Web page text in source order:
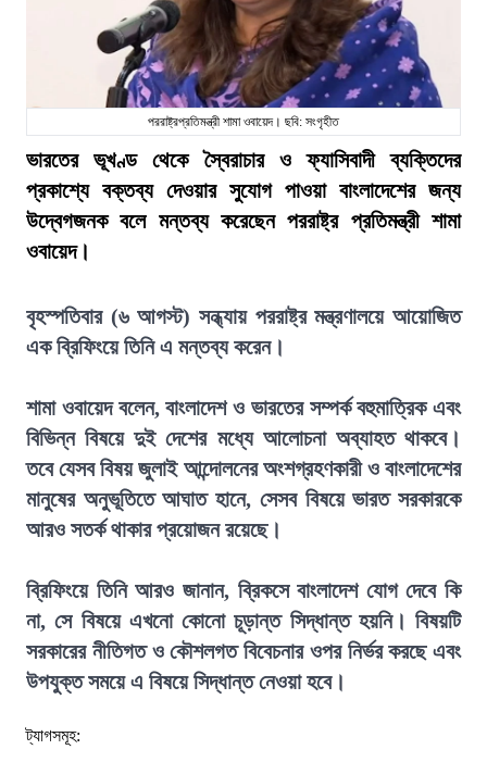
পররাষ্ট্রপ্রতিমন্ত্রী শামা ওবায়েদ। ছবি: সংগৃহীত
ভারতের ভূখণ্ড থেকে স্বৈরাচার ও ফ্যাসিবাদী ব্যক্তিদের
প্রকাশ্যে বক্তব্য দেওয়ার সুযোগ পাওয়া বাংলাদেশের জন্য
উদ্বেগজনক বলে মন্তব্য করেছেন পররাষ্ট্র প্রতিমন্ত্রী শামা
ওবায়েদ।
বৃহস্পতিবার (৬ আগস্ট) সন্ধ্যায় পররাষ্ট্র মন্ত্রণালয়ে আয়োজিত
এক ব্রিফিংয়ে তিনি এ মন্তব্য করেন।
শামা ওবায়েদ বলেন, বাংলাদেশ ও ভারতের সম্পর্ক বহুমাত্রিক এবং
বিভিন্ন বিষয়ে দুই দেশের মধ্যে আলোচনা অব্যাহত থাকবে।
তবে যেসব বিষয় জুলাই আন্দোলনের অংশগ্রহণকারী ও বাংলাদেশের
মানুষের অনুভূতিতে আঘাত হানে, সেসব বিষয়ে ভারত সরকারকে
আরও সতর্ক থাকার প্রয়োজন রয়েছে।
ব্রিফিংয়ে তিনি আরও জানান, ব্রিকসে বাংলাদেশ যোগ দেবে কি
না, সে বিষয়ে এখনো কোনো চূড়ান্ত সিদ্ধান্ত হয়নি। বিষয়টি
সরকারের নীতিগত ও কৌশলগত বিবেচনার ওপর নির্ভর করছে এবং
উপযুক্ত সময়ে এ বিষয়ে সিদ্ধান্ত নেওয়া হবে।
ট্যাগসমূহ: